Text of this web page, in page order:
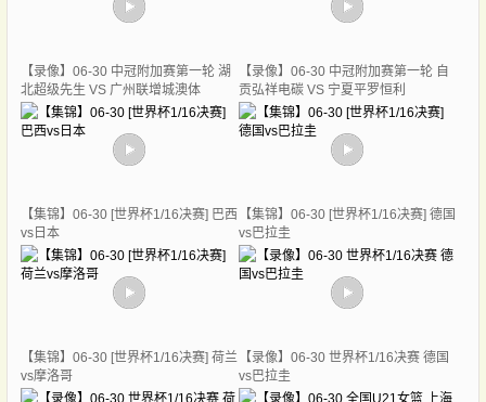
【录像】06-30 中冠附加赛第一轮 湖
北超级先生 VS 广州联增城澳体
【录像】06-30 中冠附加赛第一轮 自
贡弘祥电碳 VS 宁夏平罗恒利
【集锦】06-30 [世界杯1/16决赛] 巴西
vs日本
【集锦】06-30 [世界杯1/16决赛] 德国
vs巴拉圭
【集锦】06-30 [世界杯1/16决赛] 荷兰
vs摩洛哥
【录像】06-30 世界杯1/16决赛 德国
vs巴拉圭